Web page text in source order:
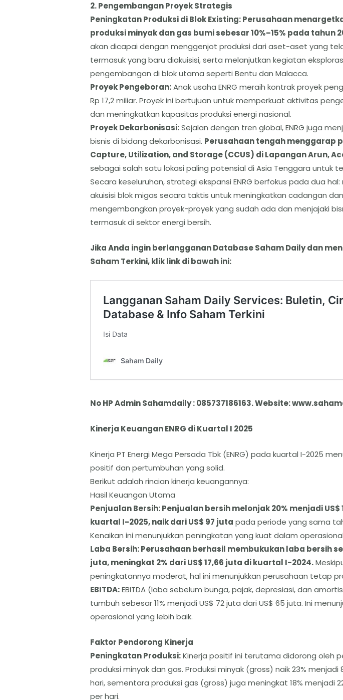
​2. Pengembangan Proyek Strategis
Peningkatan Produksi di Blok Existing: Perusahaan
produksi minyak dan gas bumi sebesar 10%–15% pada tahun
akan dicapai dengan menggenjot produksi dari aset-aset yang
termasuk yang baru diakuisisi, serta melanjutkan kegiatan
pengembangan di blok utama seperti Bentu dan Malacca.
​Proyek Pengeboran:Anak usaha ENRG meraih kontrak proyek
Rp 17,2 miliar. Proyek ini bertujuan untuk memperkuat aktivitas
dan meningkatkan kapasitas produksi energi nasional.
​Proyek Dekarbonisasi:Sejalan dengan tren global, ENRG juga
bisnis di bidang dekarbonisasi. Perusahaan tengah menggarap
Capture, Utilization, and Storage (CCUS) di Lapangan Arun,
sebagai salah satu lokasi paling potensial di Asia Tenggara untuk
​Secara keseluruhan, strategi ekspansi ENRG berfokus pada dua hal:
akuisisi blok migas secara taktis untuk meningkatkan cadangan
mengembangkan proyek-proyek yang sudah ada dan menjajaki
termasuk di sektor energi bersih.
Jika Anda ingin berlangganan Database Saham Daily dan
Saham Terkini, klik link di bawah ini:
No HP Admin Sahamdaily : 085737186163. Website:
Kinerja Keuangan ENRG di Kuartal I 2025
Kinerja PT Energi Mega Persada Tbk (ENRG) pada kuartal I-2025
positif dan pertumbuhan yang solid.
​Berikut adalah rincian kinerja keuangannya:
​Hasil Keuangan Utama
Penjualan Bersih: Penjualan bersih melonjak 20% menjadi US$
kuartal I-2025, naik dari US$ 97 juta pada periode yang sama
Kenaikan ini menunjukkan peningkatan yang kuat dalam
​Laba Bersih: Perusahaan berhasil membukukan laba bersih
juta, meningkat 2% dari US$ 17,66 juta di kuartal I-2024.
peningkatannya moderat, hal ini menunjukkan perusahaan tetap
​EBITDA:EBITDA (laba sebelum bunga, pajak, depresiasi, dan
tumbuh sebesar 11% menjadi US$ 72 juta dari US$ 65 juta. Ini
operasional yang lebih baik.
​Faktor Pendorong Kinerja
​Peningkatan Produksi:Kinerja positif ini terutama didorong oleh
produksi minyak dan gas. Produksi minyak (gross) naik 23% menjadi
hari, sementara produksi gas (gross) juga meningkat 18% menjadi
per hari.